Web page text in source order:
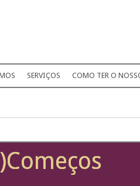
SERVIÇOS COMO TER O